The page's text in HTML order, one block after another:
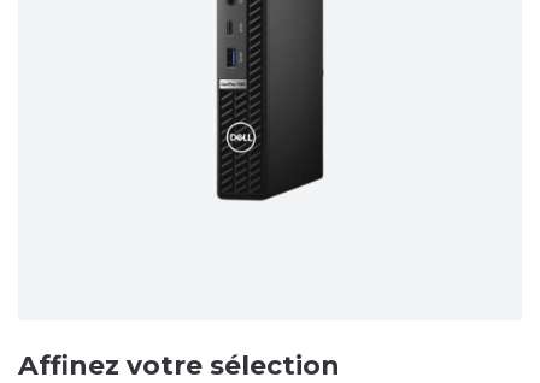
Affinez votre sélection